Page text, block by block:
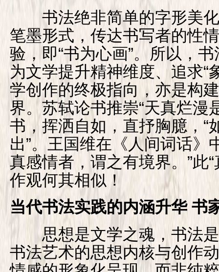
书法绝非简单的字形美化
笔墨形式，传达书写者的性
验，即“书为心画”。所以，
为文学提升精神维度、追求“
学创作的终极指向，亦是构
界。苏轼论书推崇“天真烂漫
书，挥洒自如，直抒胸臆，“
出”。王国维在《人间词话》
真感情者，谓之有境界。”此“
作观何其相似！
当代书法实践的内涵升华 书
思想是文学之魂，书法是
书法艺术的思想内核与创作